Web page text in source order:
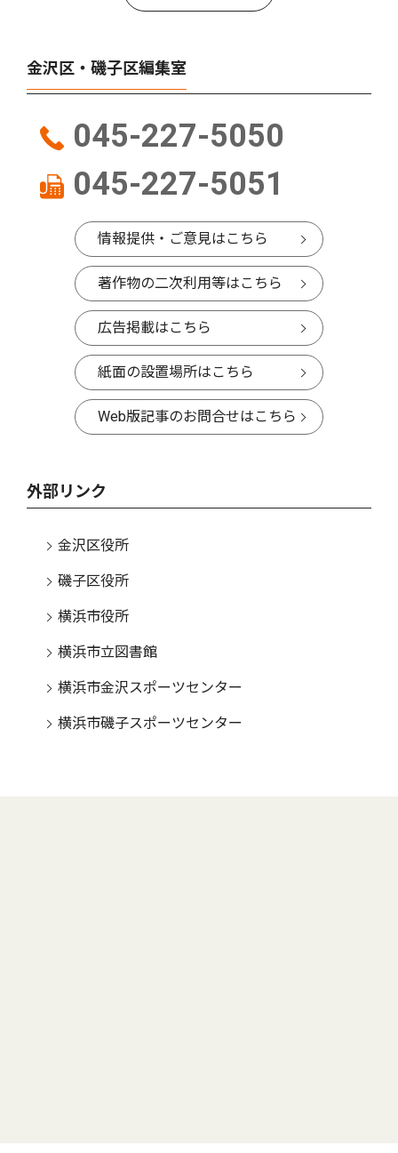
金沢区・磯子区編集室
045-227-5050
045-227-5051
情報提供・ご意見はこちら
著作物の二次利用等はこちら
広告掲載はこちら
紙面の設置場所はこちら
Web版記事のお問合せはこちら
外部リンク
金沢区役所
磯子区役所
横浜市役所
横浜市立図書館
横浜市金沢スポーツセンター
横浜市磯子スポーツセンター